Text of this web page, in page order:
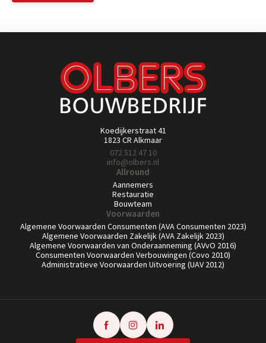
Koedijkerstraat 41
1823 CR Alkmaar
072 512 47 10
info@olbers.nl
Allround
Aannemers
Restauratie
Bouwteam
Voorwaarden
Algemene Voorwaarden Consumenten (AVA Consumenten 2023)
Algemene Voorwaarden Zakelijk (AVA Zakelijk 2023)
Algemene Voorwaarden van Onderaanneming (AVvO 2016)
Consumenten Voorwaarden Verbouwingen (Covo 2010)
Administratieve Voorwaarden Uitvoering (UAV 2012)